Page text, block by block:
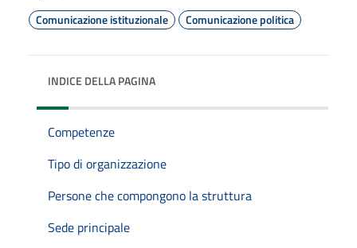
Comunicazione istituzionale
Comunicazione politica
INDICE DELLA PAGINA
Competenze
Tipo di organizzazione
Persone che compongono la struttura
Sede principale